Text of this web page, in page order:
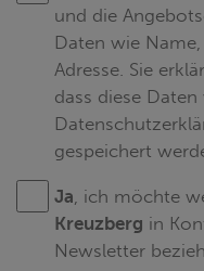
und die
Daten wie
Adresse. Sie
dass diese
gespeichert
Ja , ich möchte
Kreuzberg in
Newsletter